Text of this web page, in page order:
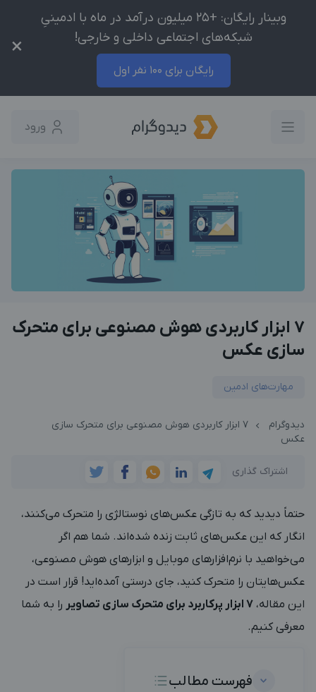
وبینار رایگان: +25 میلیون درآمد در ماه با ادمینیِ
شبکه‌های اجتماعی داخلی و خارجی!
رایگان برای 100 نفر اول
×
ورود
۷ ابزار کاربردی هوش مصنوعی برای متحرک
سازی عکس
مهارت‌های ادمین
دیدوگرام
۷ ابزار کاربردی هوش مصنوعی برای متحرک سازی
عکس
اشتراک گذاری
حتماً دیدید که به تازگی عکس‌های نوستالژی را متحرک می‌کنند،
انگار که این عکس‌های ثابت زنده شده‌اند. شما هم اگر
می‌خواهید با نرم‌افزارهای موبایل و ابزارهای هوش مصنوعی،
عکس‌هایتان را متحرک کنید، جای درستی آمده‌اید! قرار است در
این مقاله، ۷ ابزار پرکاربرد برای متحرک سازی تصاویر
را به شما
معرفی کنیم.
فهرست مطالب